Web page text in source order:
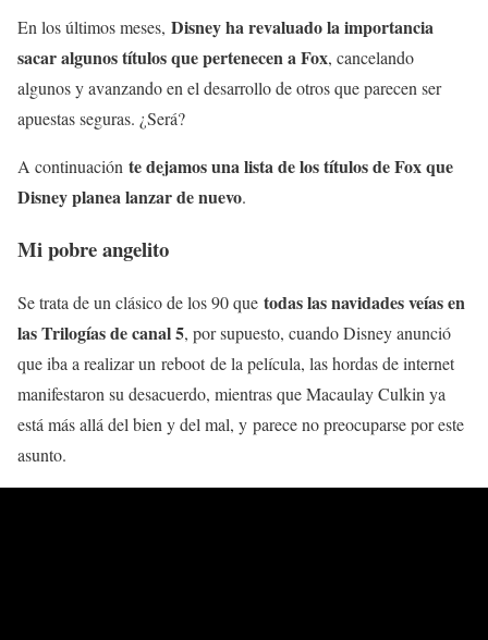
En los últimos meses, Disney ha revaluado la importancia
sacar algunos títulos que pertenecen a Fox, cancelando
algunos y avanzando en el desarrollo de otros que parecen ser
apuestas seguras. ¿Será?
A continuación te dejamos una lista de los títulos de Fox que
Disney planea lanzar de nuevo.
Mi pobre angelito
Se trata de un clásico de los 90 que todas las navidades veías en
las Trilogías de canal 5, por supuesto, cuando Disney anunció
que iba a realizar un reboot de la película, las hordas de internet
manifestaron su desacuerdo, mientras que Macaulay Culkin ya
está más allá del bien y del mal, y parece no preocuparse por este
asunto.